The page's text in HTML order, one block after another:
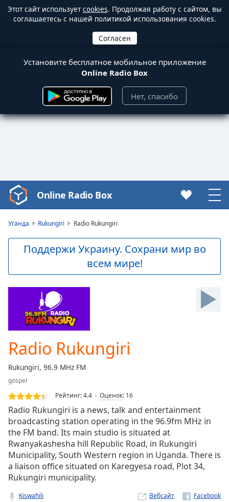
Этот сайт используетcookies. Продолжая работу с сайтом, вы
соглашаетесь с нашей политикой использования cookies.
Установите бесплатное мобильное приложение
Online Radio Box
Нет, спасибо
Video
Player
Skip
Current
Loaded:
0.00%
Stream
Type LIVE
Seek to
live,
currently
behind
liveLIVE
Remaining
Time-
Online Radio Box
Уганда Rukungiri Radio Rukungiri
Поддержи Украину. Сохрани мир во
всем мире!
Radio Rukungiri
Rukungiri, 96.9 MHz FM
gospel
Рейтинг:4.4 Оценок: 16
Radio Rukungiri is a news, talk and entertainment
broadcasting station operating in the 96.9fm MHz in
the FM band. Its main studio is situated at
Rwanyakashesha hill Republic Road, in Rukungiri
Municipality, South Western region in Uganda. There is
a liaison office situated on Karegyesa road, Plot 34,
Rukungiri municipality.
Kiswahili Вебсайт